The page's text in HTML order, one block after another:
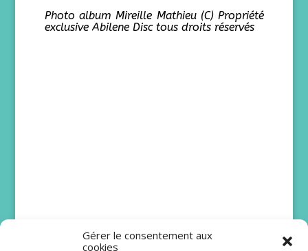
Gérer le consentement aux
cookies
Photo album Mireille Mathieu (C) Propriété
exclusive Abilene Disc tous droits réservés